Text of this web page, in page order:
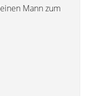
Mann zum